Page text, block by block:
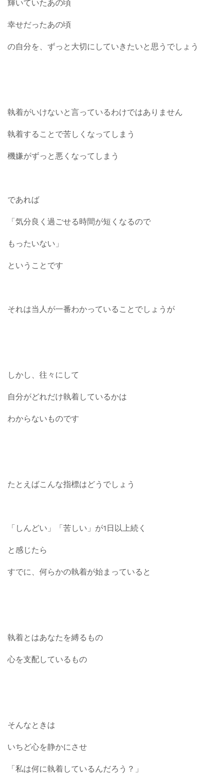
輝いていたあの頃
幸せだったあの頃
の自分を、ずっと大切にしていきたいと思うでしょう
執着がいけないと言っているわけではありません
執着することで苦しくなってしまう
機嫌がずっと悪くなってしまう
であれば
「気分良く過ごせる時間が短くなるので
もったいない」
ということです
それは当人が一番わかっていることでしょうが
しかし、往々にして
自分がどれだけ執着しているかは
わからないものです
たとえばこんな指標はどうでしょう
「しんどい」「苦しい」が1日以上続く
と感じたら
すでに、何らかの執着が始まっていると
執着とはあなたを縛るもの
心を支配しているもの
そんなときは
いちど心を静かにさせ
「私は何に執着しているんだろう？」